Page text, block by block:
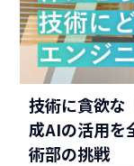
技術に貪欲な
成AIの活用を
術部の挑戦